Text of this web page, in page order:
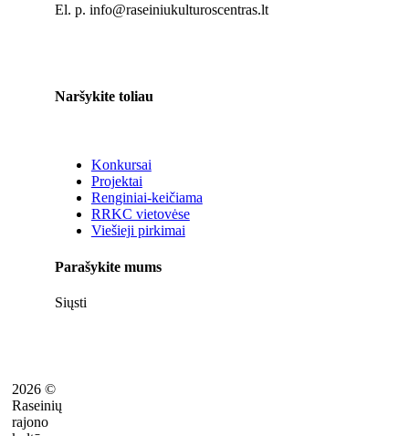
El. p. info@raseiniukulturoscentras.lt
Naršykite toliau
Konkursai
Projektai
Renginiai-keičiama
RRKC vietovėse
Viešieji pirkimai
Parašykite mums
Siųsti
2026 ©
Raseinių
rajono